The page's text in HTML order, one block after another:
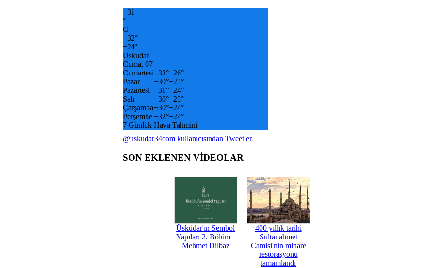
+31
°
C
+32°
+24°
Uskudar
Cuma, 07
Cumartesi+33°+26°
Pazar
+30°+25°
Pazartesi +31°+24°
Salı
+30°+23°
Çarşamba+30°+24°
Perşembe+32°+24°
7 Günlük Hava Tahmini
@uskudar34com kullanıcısından Tweetler
SON EKLENEN VİDEOLAR
Üsküdar'ın Sembol
Yapıları 2. Bölüm -
Mehmet Dilbaz
400 yıllık tarihi
Sultanahmet
Camisi'nin minare
restorasyonu
tamamlandı